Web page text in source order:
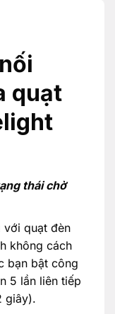
quạt
thái chờ
với quạt đèn
không cách
bạn bật công
5 lần liên tiếp
giây).